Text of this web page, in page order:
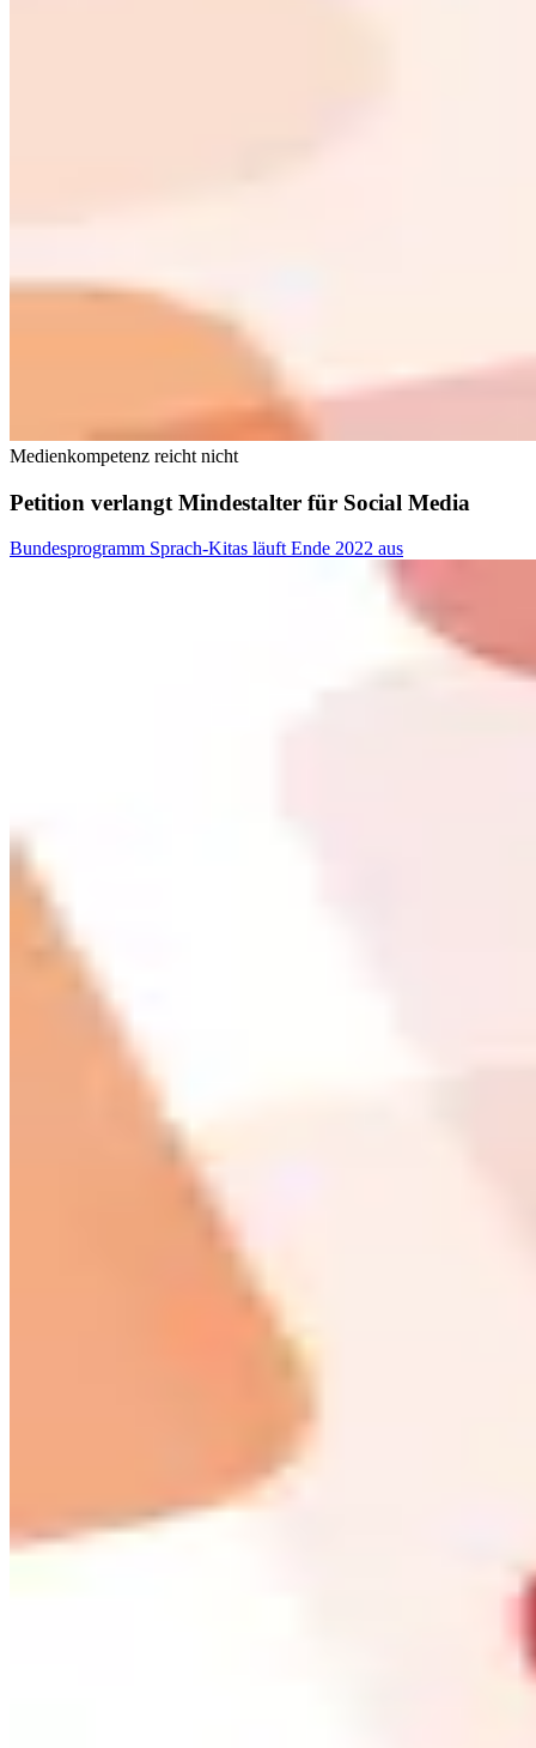
Medienkompetenz reicht nicht
Petition verlangt Mindestalter für Social Media
Bundesprogramm Sprach-Kitas läuft Ende 2022 aus